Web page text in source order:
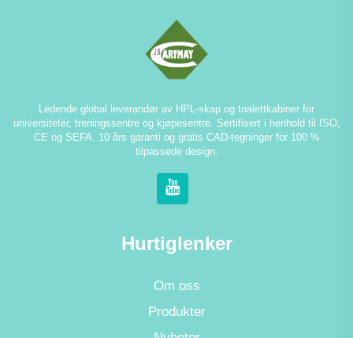
Ledende global leverandør av HPL-skap og toalettkabiner for
universiteter, treningssentre og kjøpesentre. Sertifisert i henhold til ISO,
CE og SEFA. 10 års garanti og gratis CAD-tegninger for 100 %
tilpassede design.
Hurtiglenker
Om oss
Produkter